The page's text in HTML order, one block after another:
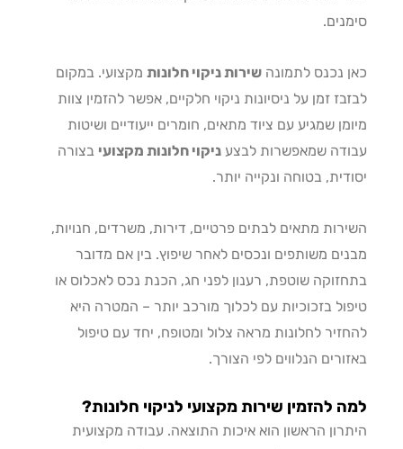
נכנס לתמונה שירות ניקוי חלונותמקצועי. במקום
זמן על ניסיונות ניקוי חלקיים, אפשר להזמין צוות
שמגיע עם ציוד מתאים, חומרים ייעודיים ושיטות
שמאפשרות לבצעניקוי חלונות מקצועיבצורה
בטוחה ונקייה יותר.
מתאים לבתים פרטיים, דירות, משרדים, חנויות,
משותפים ונכסים לאחר שיפוץ. בין אם מדובר
שוטפת, רענון לפני חג, הכנת נכס לאכלוס או
בזכוכיות עם לכלוך מורכב יותר – המטרה היא
לחלונות מראה צלול ומטופח, יחד עם טיפול
הנלווים לפי הצורך.
להזמין שירות מקצועי לניקוי חלונות?
הראשון הוא איכות התוצאה. עבודה מקצועית